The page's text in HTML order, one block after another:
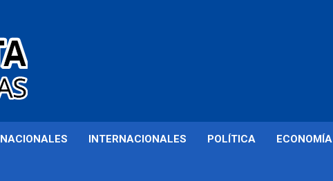
NACIONALES INTERNACIONALES POLÍTICA ECONOMÍA